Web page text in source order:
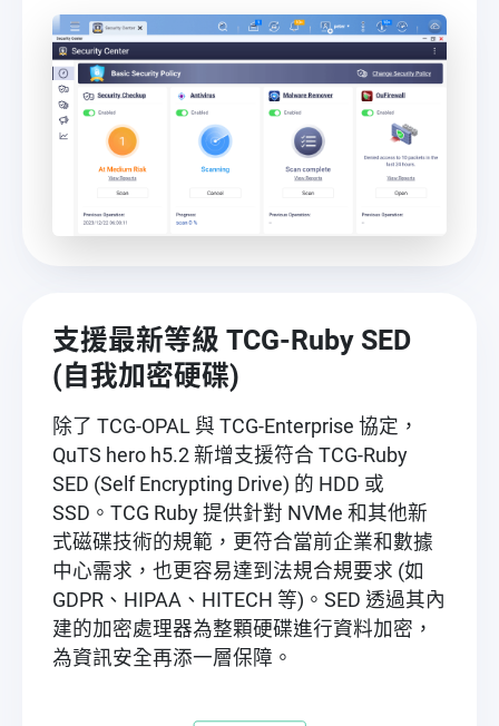
支援最新等級 TCG-Ruby SED
(自我加密硬碟)
除了 TCG-OPAL 與 TCG-Enterprise 協定，
QuTS hero h5.2 新增支援符合 TCG-Ruby
SED (Self Encrypting Drive) 的 HDD 或
SSD。TCG Ruby 提供針對 NVMe 和其他新
式磁碟技術的規範，更符合當前企業和數據
中心需求，也更容易達到法規合規要求 (如
GDPR、HIPAA、HITECH 等)。SED 透過其內
建的加密處理器為整顆硬碟進行資料加密，
為資訊安全再添一層保障。